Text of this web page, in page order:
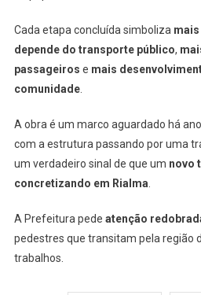
Ritmo
Acelerado
Cada etapa concluída simboliza
depende do transporte público,
passageiros e mais
comunidade.
A obra é um marco aguardado há
com a estrutura passando por uma
um verdadeiro sinal de que um novo
concretizando em Rialma
A Prefeitura pede atenção
pedestres que transitam pela região
trabalhos.